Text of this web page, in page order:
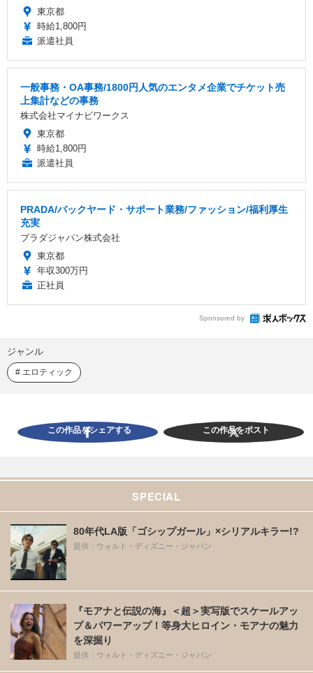
東京都
時給1,800円
派遣社員
一般事務・OA事務/1800円人気のエンタメ企業でチケット売
上集計などの事務
株式会社マイナビワークス
東京都
時給1,800円
派遣社員
PRADA/バックヤード・サポート業務/ファッション/福利厚生
充実
プラダジャパン株式会社
東京都
年収300万円
正社員
Sponsored by
ジャンル
エロティック
この作品をシェアする この作品をポスト
SPECIAL
80年代LA版「ゴシップガール」×シリアルキラー!?
提供：ウォルト・ディズニー・ジャパン
『モアナと伝説の海』＜超＞実写版でスケールアッ
プ＆パワーアップ！等身大ヒロイン・モアナの魅力
を深掘り
提供：ウォルト・ディズニー・ジャパン